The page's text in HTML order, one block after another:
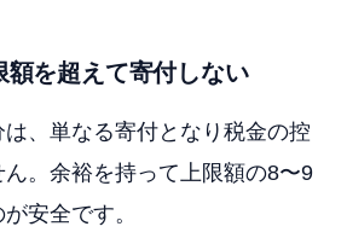
額を超えて寄付しない
は、単なる寄付となり税金の控
。余裕を持って上限額の8〜9
安全です。